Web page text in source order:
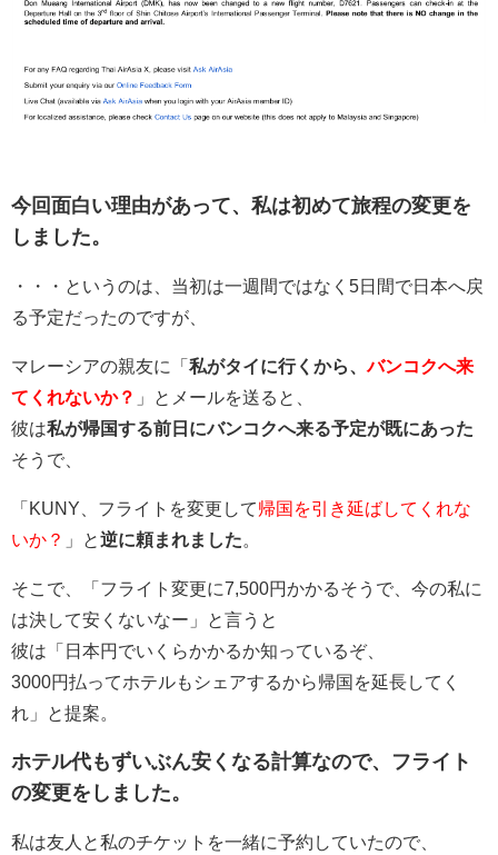
今回面白い理由があって、私は初めて旅程の変更を
しました。
・・・というのは、当初は一週間ではなく5日間で日本へ戻
る予定だったのですが、
マレーシアの親友に「 私がタイに行くから、 バンコクへ来
てくれないか？ 」とメールを送ると、
彼は私が帰国する前日にバンコクへ来る予定が既にあった
そうで、
「KUNY、フライトを変更して帰国を引き延ばしてくれな
いか？
」と逆に頼まれました
そこで、「フライト変更に7,500円かかるそうで、今の私に
は決して安くないなー」と言うと
彼は「日本円でいくらかかるか知っているぞ、
3000円払ってホテルもシェアするから帰国を延長してく
れ」と提案。
ホテル代もずいぶん安くなる計算なので、フライト
の変更をしました。
私は友人と私のチケットを一緒に予約していたので、